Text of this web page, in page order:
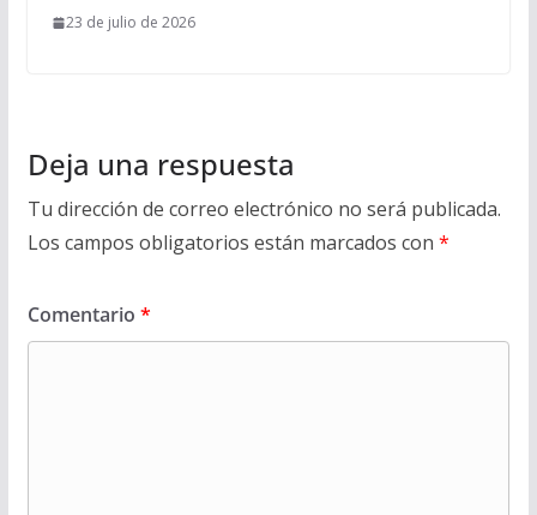
23 de julio de 2026
Deja una respuesta
Tu dirección de correo electrónico no será publicada.
Los campos obligatorios están marcados con *
Comentario *